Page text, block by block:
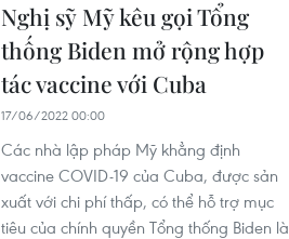
Nghị sỹ Mỹ kêu gọi Tổng
thống Biden mở rộng hợp
tác vaccine với Cuba
17/06/2022 00:00
Các nhà lập pháp Mỹ khẳng định
vaccine COVID-19 của Cuba, được sản
xuất với chi phí thấp, có thể hỗ trợ mục
tiêu của chính quyền Tổng thống Biden là